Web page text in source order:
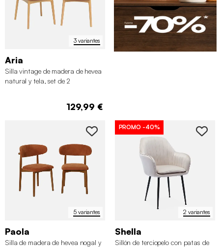
3 variantes
Aria
Silla vintage de madera de hevea
natural y tela, set de 2
129,99 €
5 variantes
Paola
Silla de madera de hevea nogal y
2 variantes
PROMO -40%
Shella
Sillón de terciopelo con patas de